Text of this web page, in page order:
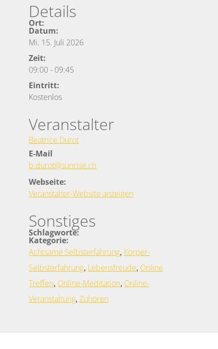
Details
Ort:
Datum:
Mi. 15. Juli 2026
Zeit:
09:00- 09:45
Eintritt:
Kostenlos
Veranstalter
Beatrice Durot
E-Mail
b.durot@sunrise.ch
Webseite:
Veranstalter-Website anzeigen
Sonstiges
Schlagworte:
Kategorie:
Achtsame Selbsterfahrung, Körper-
Selbsterfahrung, Lebensfreude, Online
Treffen, Online-Meditation, Online-
Veranstaltung,Zuhören